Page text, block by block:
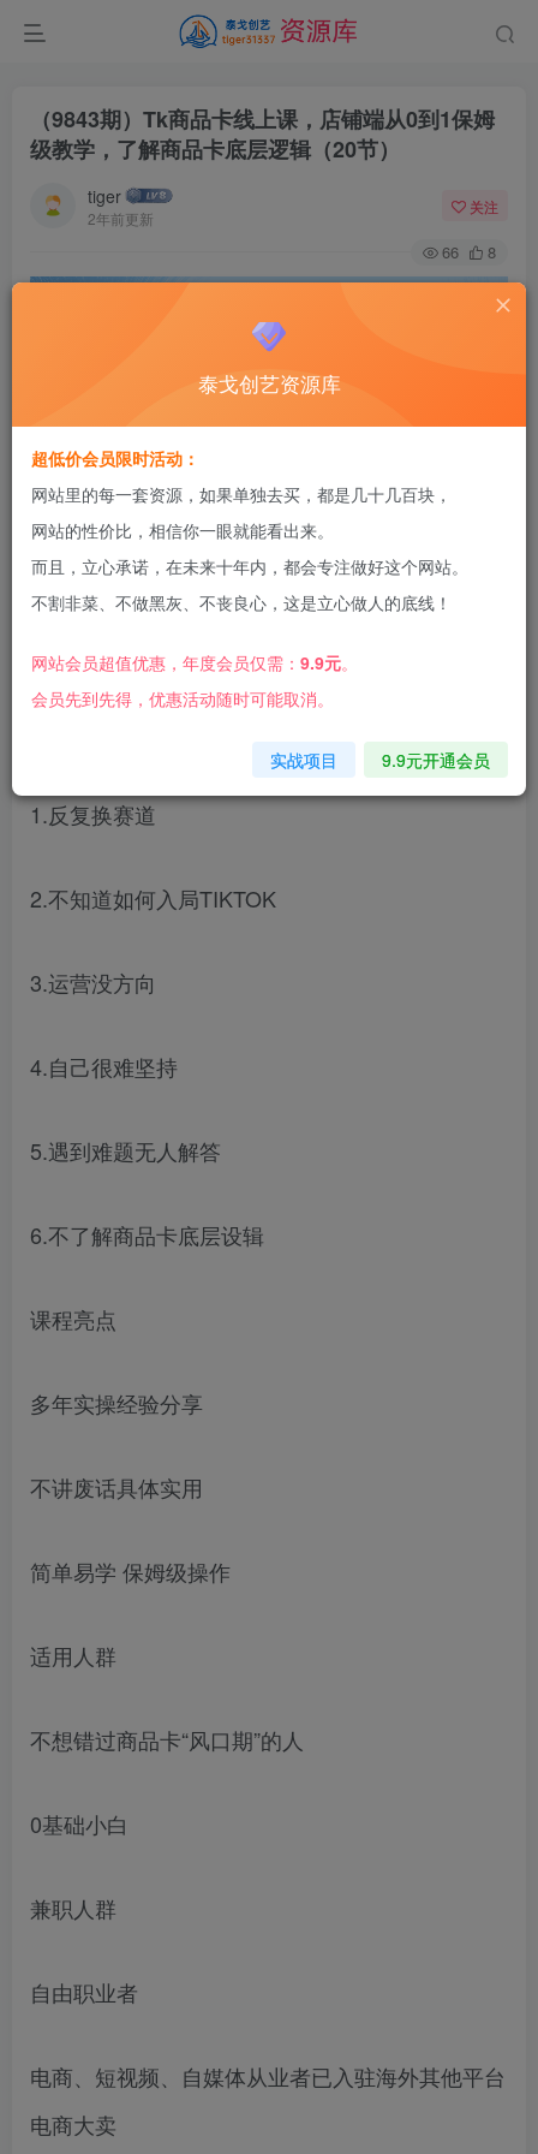
（9843期）Tk商品卡线上课，店铺端从0到1保姆
级教学，了解商品卡底层逻辑（20节）
tiger
2年前更新
关注
66 8
1.反复换赛道
2.不知道如何入局TIKTOK
3.运营没方向
4.自己很难坚持
5.遇到难题无人解答
6.不了解商品卡底层设辑
课程亮点
多年实操经验分享
不讲废话具体实用
简单易学 保姆级操作
适用人群
不想错过商品卡“风口期”的人
0基础小白
兼职人群
自由职业者
电商、短视频、自媒体从业者已入驻海外其他平台
电商大卖
泰戈创艺资源库
超低价会员限时活动：
网站里的每一套资源，如果单独去买，都是几十几百块，
网站的性价比，相信你一眼就能看出来。
而且，立心承诺，在未来十年内，都会专注做好这个网站。
不割非菜、不做黑灰、不丧良心，这是立心做人的底线！
网站会员超值优惠，年度会员仅需： 9.9元。
会员先到先得，优惠活动随时可能取消。
实战项目 9.9元开通会员